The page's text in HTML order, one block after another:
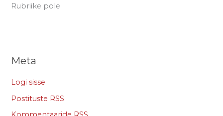
Rubriike pole
Meta
Logi sisse
Postituste RSS